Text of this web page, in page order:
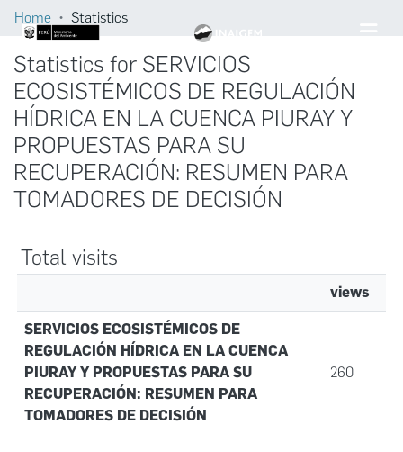
Home Statistics
Statistics for SERVICIOS
ECOSISTÉMICOS DE REGULACIÓN
HÍDRICA EN LA CUENCA PIURAY Y
PROPUESTAS PARA SU
RECUPERACIÓN: RESUMEN PARA
TOMADORES DE DECISIÓN
Total visits
views
SERVICIOS ECOSISTÉMICOS DE
REGULACIÓN HÍDRICA EN LA CUENCA
PIURAY Y PROPUESTAS PARA SU
RECUPERACIÓN: RESUMEN PARA
TOMADORES DE DECISIÓN
260